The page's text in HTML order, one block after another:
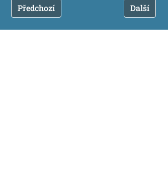
Parkování a výjezd z parkovacího
Předchozí Další